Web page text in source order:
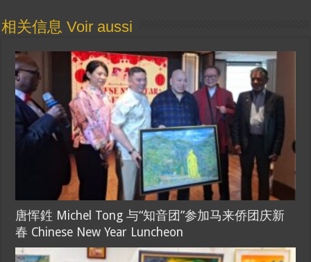
相关信息 Voir aussi
唐恽鉎 Michel Tong 与“知音团”参加马来侨团庆新
春 Chinese New Year Luncheon